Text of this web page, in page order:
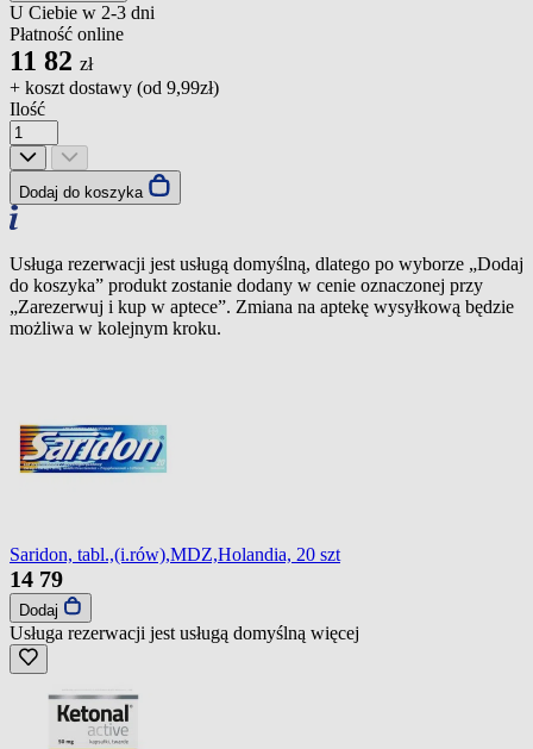
U Ciebie w 2-3 dni
Płatność online
11 82 zł
+ koszt dostawy (od 9,99zł)
Ilość
Dodaj do koszyka
Usługa rezerwacji jest usługą domyślną, dlatego po wyborze „Dodaj
do koszyka” produkt zostanie dodany w cenie oznaczonej przy
„Zarezerwuj i kup w aptece”. Zmiana na aptekę wysyłkową będzie
możliwa w kolejnym kroku.
Saridon, tabl.,(i.rów),MDZ,Holandia, 20 szt
14 79
Dodaj
Usługa rezerwacji jest usługą domyślną więcej